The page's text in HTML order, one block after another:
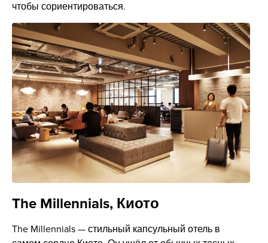
чтобы сориентироваться.
The Millennials, Киото
The Millennials — стильный капсульный отель в